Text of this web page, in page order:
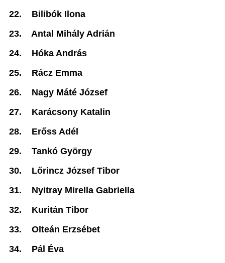
22.
Bilibók Ilona
23.
Antal Mihály Adrián
24.
Hóka András
25.
Rácz Emma
26.
Nagy Máté József
27.
Karácsony Katalin
28.
Erőss Adél
29.
Tankó György
30.
Lőrincz József Tibor
31.
Nyitray Mirella Gabriella
32.
Kuritán Tibor
33.
Olteán Erzsébet
34.
Pál Éva